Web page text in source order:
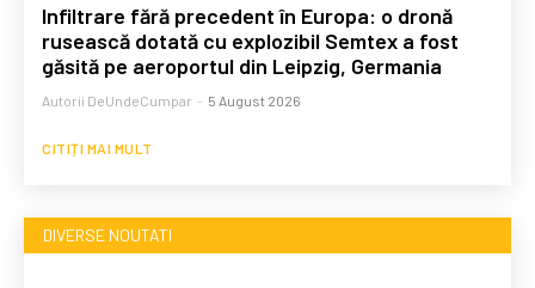
Infiltrare fără precedent în Europa: o dronă
rusească dotată cu explozibil Semtex a fost
găsită pe aeroportul din Leipzig, Germania
Autorii DeUndeCumpar - 5 August 2026
CITIȚI MAI MULT
DIVERSE NOUTATI